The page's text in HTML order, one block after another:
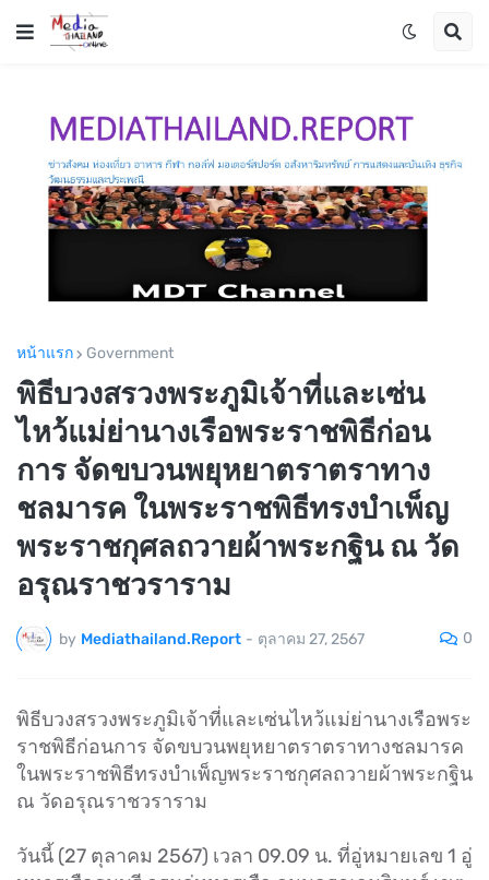
หน้าแรก Government
พิธีบวงสรวงพระภูมิเจ้าที่และเซ่น
ไหว้แม่ย่านางเรือพระราชพิธีก่อน
การ จัดขบวนพยุหยาตราตราทาง
ชลมารค ในพระราชพิธีทรงบำเพ็ญ
พระราชกุศลถวายผ้าพระกฐิน ณ วัด
อรุณราชวราราม
by Mediathailand.Report - ตุลาคม 27, 2567 0
พิธีบวงสรวงพระภูมิเจ้าที่และเซ่นไหว้แม่ย่านางเรือพระ
ราชพิธีก่อนการ จัดขบวนพยุหยาตราตราทางชลมารค
ในพระราชพิธีทรงบำเพ็ญพระราชกุศลถวายผ้าพระกฐิน
ณ วัดอรุณราชวราราม
วันนี้ (27 ตุลาคม 2567) เวลา 09.09 น. ที่อู่หมายเลข 1 อู่